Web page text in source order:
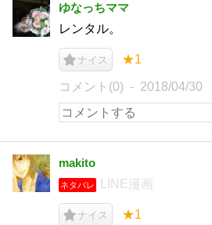
ゆなっちママ
レンタル。
ナイス ★1
コメント(0) 2018/04/30
makito
ネタバレ LINE漫画
ナイス ★1